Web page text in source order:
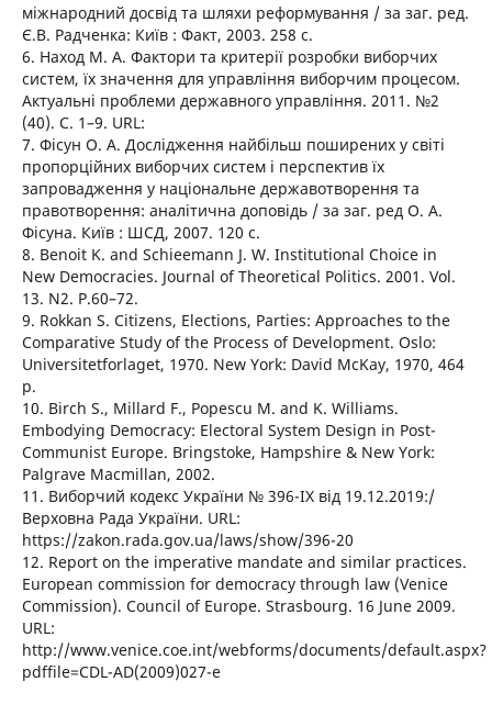
міжнародний досвід та шляхи реформування / за заг. ред.
Є.В. Радченка: Київ : Факт, 2003. 258 с.
6. Наход М. А. Фактори та критерії розробки виборчих
систем, їх значення для управління виборчим процесом.
Актуальні проблеми державного управління. 2011. №2
(40). С. 1–9. URL:
7. Фісун О. А. Дослідження найбільш поширених у світі
пропорційних виборчих систем і перспектив їх
запровадження у національне державотворення та
правотворення: аналітична доповідь / за заг. ред О. А.
Фісуна. Київ : ШСД, 2007. 120 с.
8. Benoit K. and Schieemann J. W. Institutional Choice in
New Democracies. Journal of Theoretical Politics. 2001. Vol.
13. N2. P.60–72.
9. Rokkan S. Citizens, Elections, Parties: Approaches to the
Comparative Study of the Process of Development. Oslo:
Universitetforlaget, 1970. New York: David McKay, 1970, 464
p.
10. Birch S., Millard F., Popescu M. and K. Williams.
Embodying Democracy: Electoral System Design in Post-
Communist Europe. Bringstoke, Hampshire & New York:
Palgrave Macmillan, 2002.
11. Виборчий кодекс України № 396-IX від 19.12.2019:/
Верховна Рада України. URL:
https://zakon.rada.gov.ua/laws/show/396-20
12. Report on the imperative mandate and similar practices.
European commission for democracy through law (Venice
Commission). Council of Europe. Strasbourg. 16 June 2009.
URL:
http://www.venice.coe.int/webforms/documents/default.aspx?
pdffile=CDL-AD(2009)027-e